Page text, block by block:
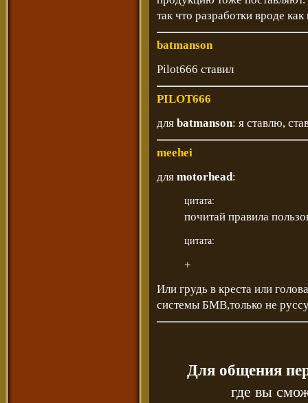
так что разработки вроде
batmanson
Pilot666 ставил
PILOT666
для batmanson: я ставлю,
meehei
для motorhead:
цитата:
почитай правила
цитата:
+
Или грудь в креста или
системы БМВ,только не
Для общения
где вы